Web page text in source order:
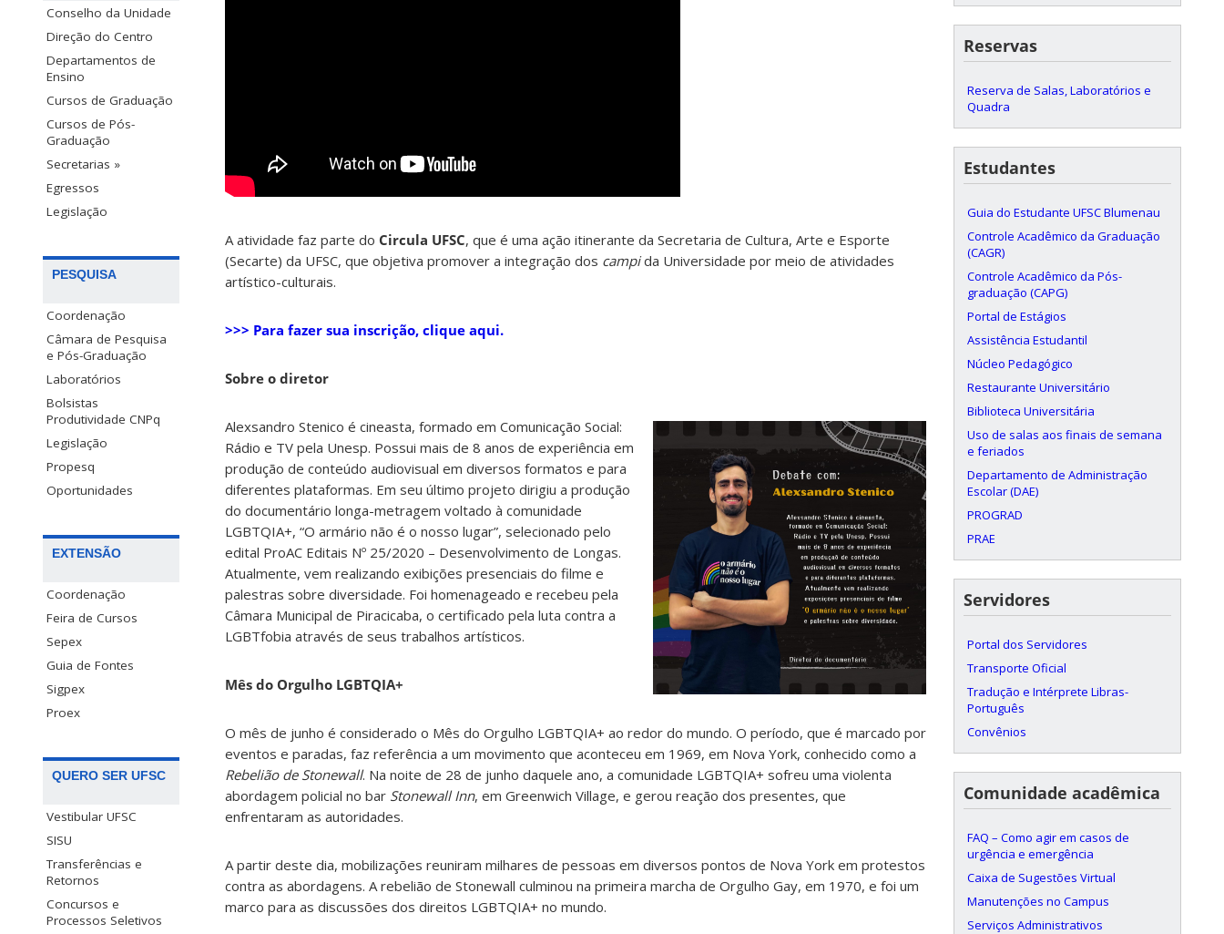
Conselho da Unidade
Direção do Centro
Departamentos de
Ensino
Cursos de Graduação
Cursos de Pós-
Graduação
Secretarias »
Egressos
Legislação
PESQUISA
Coordenação
Câmara de Pesquisa
e Pós-Graduação
Laboratórios
Bolsistas
Produtividade CNPq
Legislação
Propesq
Oportunidades
EXTENSÃO
Coordenação
Feira de Cursos
Sepex
Guia de Fontes
Sigpex
Proex
QUERO SER UFSC
Vestibular UFSC
SISU
Transferências e
Retornos
Concursos e
Processos Seletivos
A atividade faz parte do Circula UFSC, que é uma ação itinerante da Secretaria de Cultura, Arte e Esporte
(Secarte) da UFSC, que objetiva promover a integração dos campida Universidade por meio de atividades
artístico-culturais.
>>> Para fazer sua inscrição, clique aqui.
Sobre o diretor
Alexsandro Stenico é cineasta, formado em Comunicação Social:
Rádio e TV pela Unesp. Possui mais de 8 anos de experiência em
produção de conteúdo audiovisual em diversos formatos e para
diferentes plataformas. Em seu último projeto dirigiu a produção
do documentário longa-metragem voltado à comunidade
LGBTQIA+, “O armário não é o nosso lugar”, selecionado pelo
edital ProAC Editais Nº 25/2020 – Desenvolvimento de Longas.
Atualmente, vem realizando exibições presenciais do filme e
palestras sobre diversidade. Foi homenageado e recebeu pela
Câmara Municipal de Piracicaba, o certificado pela luta contra a
LGBTfobia através de seus trabalhos artísticos.
Mês do Orgulho LGBTQIA+
O mês de junho é considerado o Mês do Orgulho LGBTQIA+ ao redor do mundo. O período, que é marcado por
eventos e paradas, faz referência a um movimento que aconteceu em 1969, em Nova York, conhecido como a
Rebelião de Stonewall. Na noite de 28 de junho daquele ano, a comunidade LGBTQIA+ sofreu uma violenta
abordagem policial no bar Stonewall Inn, em Greenwich Village, e gerou reação dos presentes, que
enfrentaram as autoridades.
A partir deste dia, mobilizações reuniram milhares de pessoas em diversos pontos de Nova York em protestos
contra as abordagens. A rebelião de Stonewall culminou na primeira marcha de Orgulho Gay, em 1970, e foi um
marco para as discussões dos direitos LGBTQIA+ no mundo.
Reservas
Reserva de Salas, Laboratórios e
Quadra
Estudantes
Guia do Estudante UFSC Blumenau
Controle Acadêmico da Graduação
(CAGR)
Controle Acadêmico da Pós-
graduação (CAPG)
Portal de Estágios
Assistência Estudantil
Núcleo Pedagógico
Restaurante Universitário
Biblioteca Universitária
Uso de salas aos finais de semana
e feriados
Departamento de Administração
Escolar (DAE)
PROGRAD
PRAE
Servidores
Portal dos Servidores
Transporte Oficial
Tradução e Intérprete Libras-
Português
Convênios
Comunidade acadêmica
FAQ – Como agir em casos de
urgência e emergência
Caixa de Sugestões Virtual
Manutenções no Campus
Serviços Administrativos